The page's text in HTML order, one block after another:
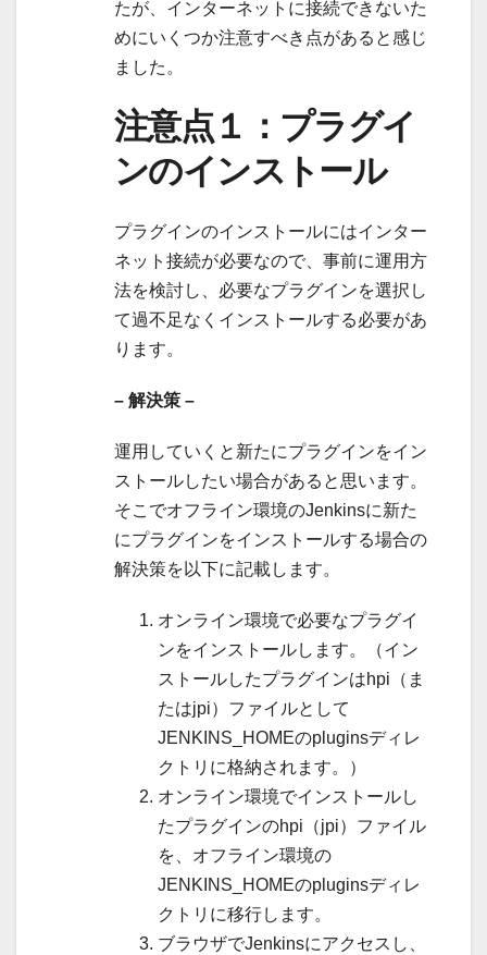
たが、インターネットに接続できないた
めにいくつか注意すべき点があると感じ
ました。
注意点１：プラグイ
ンのインストール
プラグインのインストールにはインター
ネット接続が必要なので、事前に運用方
法を検討し、必要なプラグインを選択し
て過不足なくインストールする必要があ
ります。
– 解決策 –
運用していくと新たにプラグインをイン
ストールしたい場合があると思います。
そこでオフライン環境のJenkinsに新た
にプラグインをインストールする場合の
解決策を以下に記載します。
オンライン環境で必要なプラグイ
ンをインストールします。（イン
ストールしたプラグインはhpi（ま
たはjpi）ファイルとして
JENKINS_HOMEのpluginsディレ
クトリに格納されます。）
オンライン環境でインストールし
たプラグインのhpi（jpi）ファイル
を、オフライン環境の
JENKINS_HOMEのpluginsディレ
クトリに移行します。
ブラウザでJenkinsにアクセスし、